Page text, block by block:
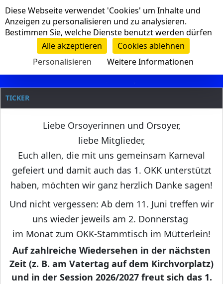
Navigation
Clanname
TICKER
Liebe Orsoyerinnen und Orsoyer,
liebe Mitglieder,
Euch allen, die mit uns gemeinsam Karneval
gefeiert und damit auch das 1. OKK unterstützt
haben, möchten wir ganz herzlich Danke sagen!
Und nicht vergessen: Ab dem 11. Juni treffen wir
uns wieder jeweils am 2. Donnerstag
im Monat zum OKK-Stammtisch im Mütterlein!
Auf zahlreiche Wiedersehen in der nächsten
Zeit (z. B. am Vatertag auf dem Kirchvorplatz)
und in der Session 2026/2027 freut sich das 1.
Cookie-Einstellungen
Diese Webseite verwendet 'Cookies' um Inhalte und
Anzeigen zu personalisieren und zu analysieren.
Bestimmen Sie, welche Dienste benutzt werden dürfen
Alle akzeptieren
Cookies ablehnen
Personalisieren
Weitere Informationen